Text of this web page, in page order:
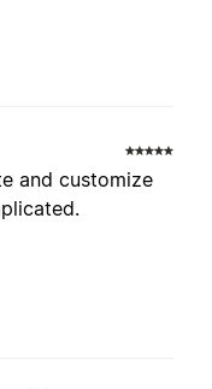
and customize